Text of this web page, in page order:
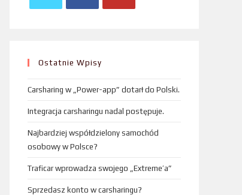
Ostatnie Wpisy
Carsharing w „Power-app” dotarł do Polski.
Integracja carsharingu nadal postępuje.
Najbardziej współdzielony samochód
osobowy w Polsce?
Traficar wprowadza swojego „Extreme’a”
Sprzedasz konto w carsharingu?